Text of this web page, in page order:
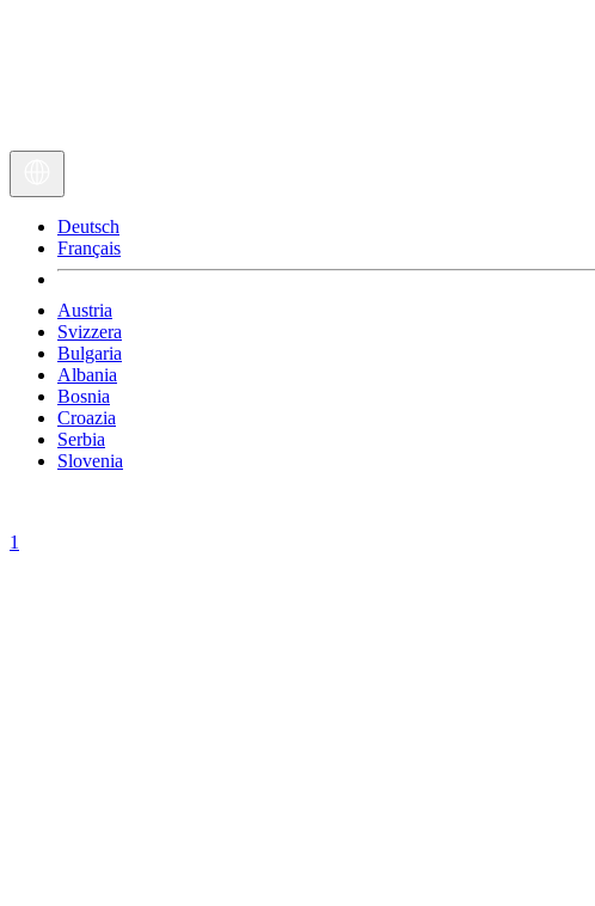
Deutsch
Français
Austria
Svizzera
Bulgaria
Albania
Bosnia
Croazia
Serbia
Slovenia
1